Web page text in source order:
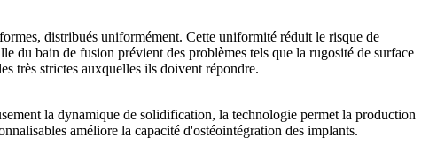
distribués uniformément. Cette uniformité réduit le risque de
du bain de fusion prévient des problèmes tels que la rugosité de surface
très strictes auxquelles ils doivent répondre.
la dynamique de solidification, la technologie permet la production
améliore la capacité d'ostéointégration des implants.